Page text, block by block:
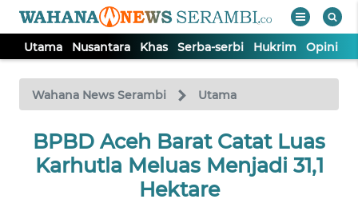
Utama Nusantara Khas Serba-serbi Hukrim Opini
Wahana News Serambi Utama
BPBD Aceh Barat Catat Luas
Karhutla Meluas Menjadi 31,1
Hektare
TV
Tutup
UTAMA